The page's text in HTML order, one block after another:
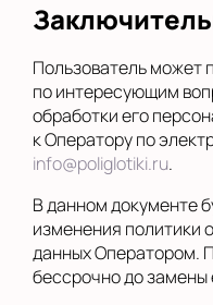
Пользователь может
по интересующим
обработки его
к Оператору по
info@poliglotiki.ru.
В данном документе
изменения политики
данных Оператором.
бессрочно до замены